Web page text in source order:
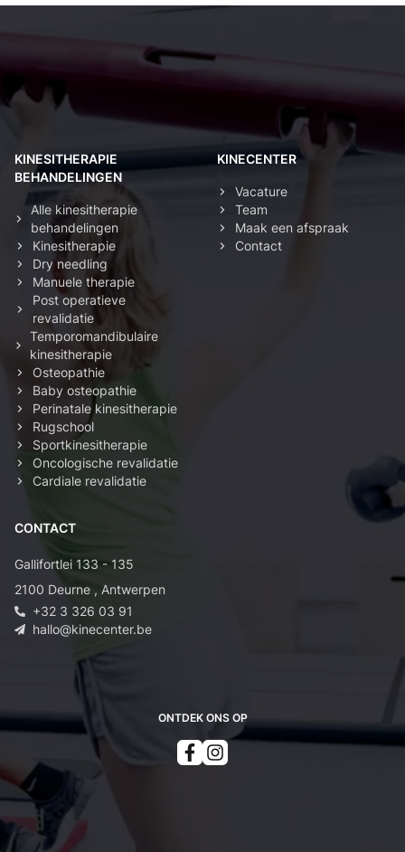
ONTDEK ONS OP
KINESITHERAPIE
BEHANDELINGEN
Alle kinesitherapie
behandelingen
Kinesitherapie
Dry needling
Manuele therapie
Post operatieve
revalidatie
Temporomandibulaire
kinesitherapie
Osteopathie
Baby osteopathie
Perinatale kinesitherapie
Rugschool
Sportkinesitherapie
Oncologische revalidatie
Cardiale revalidatie
KINECENTER
Vacature
Team
Maak een afspraak
Contact
CONTACT
Gallifortlei 133 - 135
2100 Deurne , Antwerpen
+32 3 326 03 91
hallo@kinecenter.be